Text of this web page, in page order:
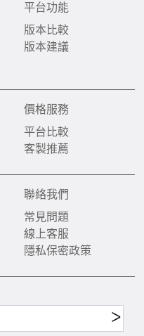
平台功能
版本比較
版本建議
價格服務
平台比較
客製推薦
聯絡我們
常見問題
線上客服
隱私保密政策